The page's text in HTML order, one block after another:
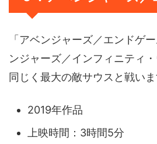
「アベンジャーズ／エンドゲ
ンジャーズ／インフィニティ・
同じく最大の敵サウスと戦いま
2019年作品
上映時間：3時間5分